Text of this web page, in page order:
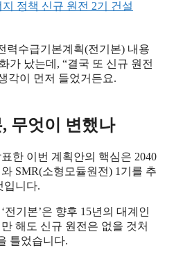
력수급기본계획(전기본) 내용
가 났는데, “결국 또 신규 원전
각이 먼저 들었거든요.
무엇이 변했나
한 이번 계획안의 핵심은 2040
SMR(소형모듈원전) 1기를 추
입니다.
전기본’은 향후 15년의 대계인
해도 신규 원전은 없을 것처
틀었습니다.